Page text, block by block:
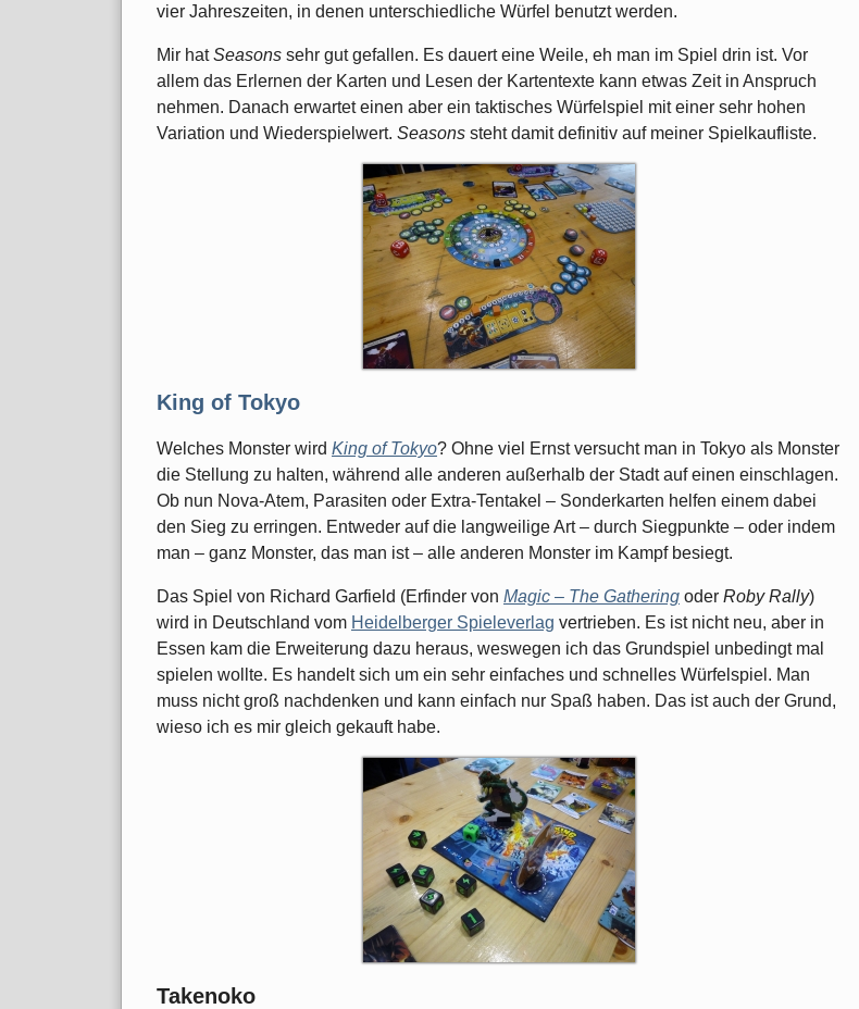
vier Jahreszeiten, in denen unterschiedliche Würfel benutzt werden.
Mir hatSeasons sehr gut gefallen. Es dauert eine Weile, eh man im Spiel drin ist. Vor
allem das Erlernen der Karten und Lesen der Kartentexte kann etwas Zeit in Anspruch
nehmen. Danach erwartet einen aber ein taktisches Würfelspiel mit einer sehr hohen
Variation und Wiederspielwert. Seasons steht damit definitiv auf meiner Spielkaufliste.
King of Tokyo
Welches Monster wird King of Tokyo? Ohne viel Ernst versucht man in Tokyo als Monster
die Stellung zu halten, während alle anderen außerhalb der Stadt auf einen einschlagen.
Ob nun Nova-Atem, Parasiten oder Extra-Tentakel – Sonderkarten helfen einem dabei
den Sieg zu erringen. Entweder auf die langweilige Art – durch Siegpunkte – oder indem
man – ganz Monster, das man ist – alle anderen Monster im Kampf besiegt.
Das Spiel von Richard Garfield (Erfinder von Magic – The Gathering oder Roby Rally)
wird in Deutschland vom Heidelberger Spieleverlag vertrieben. Es ist nicht neu, aber in
Essen kam die Erweiterung dazu heraus, weswegen ich das Grundspiel unbedingt mal
spielen wollte. Es handelt sich um ein sehr einfaches und schnelles Würfelspiel. Man
muss nicht groß nachdenken und kann einfach nur Spaß haben. Das ist auch der Grund,
wieso ich es mir gleich gekauft habe.
Takenoko